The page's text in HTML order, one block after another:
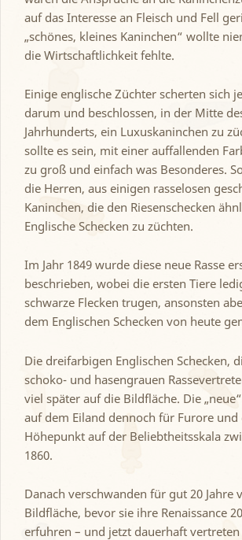
auf das Interesse an Fleisch und Fell
„schönes, kleines Kaninchen“ wollte
die Wirtschaftlichkeit fehlte.
Einige englische Züchter scherten sich
darum und beschlossen, in der Mitte
Jahrhunderts, ein Luxuskaninchen zu
sollte es sein, mit einer auffallenden
zu groß und einfach was Besonderes.
die Herren, aus einigen rasselosen
Kaninchen, die den Riesenschecken
Englische Schecken zu züchten.
Im Jahr 1849 wurde diese neue Rasse
beschrieben, wobei die ersten Tiere
schwarze Flecken trugen, ansonsten
dem Englischen Schecken von heute
Die dreifarbigen Englischen Schecken,
schoko- und hasengrauen
viel später auf die Bildfläche. Die
auf dem Eiland dennoch für Furore
Höhepunkt auf der Beliebtheitsskala
1860.
Danach verschwanden für gut 20 Jahre
Bildfläche, bevor sie ihre Renaissance
erfuhren – und jetzt dauerhaft